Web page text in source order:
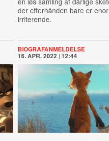
der efterhånden bare er
irriterende.
BIOGRAFANMELDELSE
16. APR. 2022 | 12:44